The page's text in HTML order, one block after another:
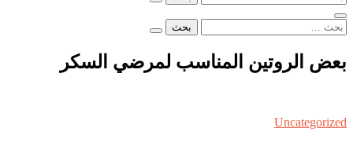
البحث
بعض الروتين المناسب لمرضي السكر
Uncategorized